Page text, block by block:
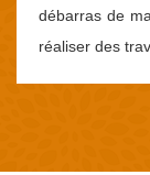
débarras de
réaliser des